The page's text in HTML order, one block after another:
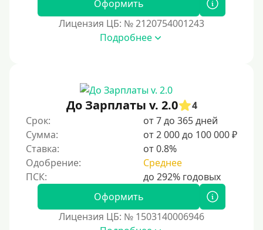
Чтобы улучшить кредитную историю, важно
своевременно погашать долги, избегать просрочек и
регулярно проверять кредитный отчет. Также можно
воспользоваться кредитными картами с небольшим
Для закрытия прочих кредитных обязательств
До зарплаты
Для ИП
Для бизнеса
Документы
Оформить
Лицензия ЦБ: № 2120754001243
Подробнее
До Зарплаты v. 2.0
4
Срок:
от 7 до 365 дней
Сумма:
от 2 000 до 100 000 ₽
Ставка:
от 0.8%
Одобрение:
Среднее
Оформить
Лицензия ЦБ: № 1503140006946